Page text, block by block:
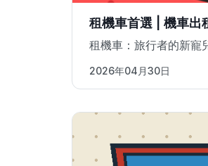
租機車首選 | 機車出
租機車：旅行者的新寵
2026年04月30日